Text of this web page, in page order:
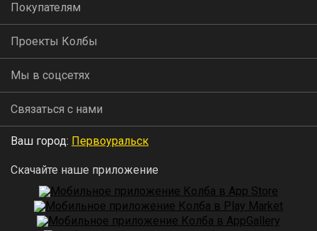
Покупателям
Проекты Колбы
Мы в соцсетях
Связаться с нами
Ваш город: Первоуральск
Скачайте наше приложение